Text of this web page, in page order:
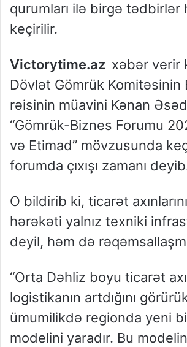
qurumları ilə birgə tədbirlər
keçirilir.
Victorytime.az xəbər verir
Dövlət Gömrük Komitəsinin
rəisinin müavini Kənan
“Gömrük-Biznes Forumu
və Etimad” mövzusunda
forumda çıxışı zamanı
O bildirib ki, ticarət
hərəkəti yalnız texniki
deyil, həm də
“Orta Dəhliz boyu ticarət
logistikanın artdığını
ümumilikdə regionda yeni
modelini yaradır. Bu